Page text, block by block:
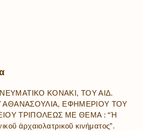
ΚΟΝΑΚΙ, ΤΟΥ ΑΙΔ.
ΑΘΑΝΑΣΟΥΛΙΑ, ΕΦΗΜΕΡΙΟΥ ΤΟΥ
ΤΡΙΠΟΛΕΩΣ ΜΕ ΘΕΜΑ : “Ἡ
ἀρχαιολατρικοῦ κινήματος”.